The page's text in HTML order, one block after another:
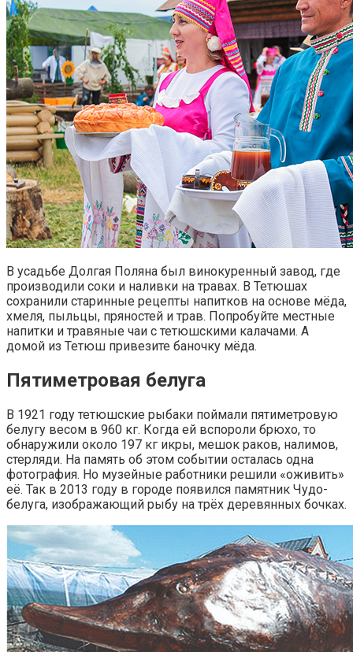
В усадьбе Долгая Поляна был винокуренный завод, где
производили соки и наливки на травах. В Тетюшах
сохранили старинные рецепты напитков на основе мёда,
хмеля, пыльцы, пряностей и трав. Попробуйте местные
напитки и травяные чаи с тетюшскими калачами. А
домой из Тетюш привезите баночку мёда.
Пятиметровая белуга
В 1921 году тетюшские рыбаки поймали пятиметровую
белугу весом в 960 кг. Когда ей вспороли брюхо, то
обнаружили около 197 кг икры, мешок раков, налимов,
стерляди. На память об этом событии осталась одна
фотография. Но музейные работники решили «оживить»
её. Так в 2013 году в городе появился памятник Чудо-
белуга, изображающий рыбу на трёх деревянных бочках.